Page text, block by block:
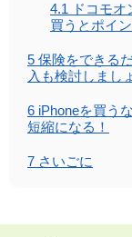
4.1 ドコモ
買うとポイ
5 保険をできる
入も検討しまし
6 iPhoneを買う
短縮になる！
7 さいごに